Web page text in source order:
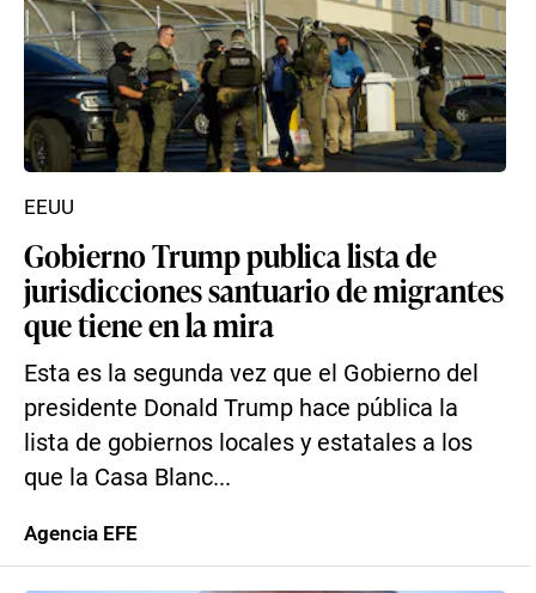
Gobierno Trump publica lista de
jurisdicciones santuario de migrantes
que tiene en la mira
Esta es la segunda vez que el Gobierno del
presidente Donald Trump hace pública la
lista de gobiernos locales y estatales a los
que la Casa Blanc...
EEUU
Agencia EFE